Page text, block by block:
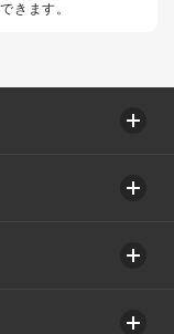
きます。